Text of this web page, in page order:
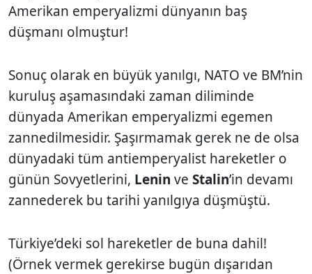
Amerikan emperyalizmi dünyanın baş
düşmanı olmuştur!
Sonuç olarak en büyük yanılgı, NATO ve BM’nin
kuruluş aşamasındaki zaman diliminde
dünyada Amerikan emperyalizmi egemen
zannedilmesidir. Şaşırmamak gerek ne de olsa
dünyadaki tüm antiemperyalist hareketler o
günün Sovyetlerini, Lenin ve Stalin’in devamı
zannederek bu tarihi yanılgıya düşmüştü.
Türkiye’deki sol hareketler de buna dahil!
(Örnek vermek gerekirse bugün dışarıdan